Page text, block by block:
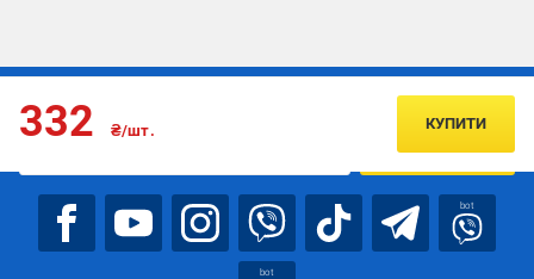
332 ₴/шт. КУПИТИ
Підписуйтесь, щоб дізнаватись першим про акції та пропозиції
ПІДПИСАТИСЯ
bot
bot